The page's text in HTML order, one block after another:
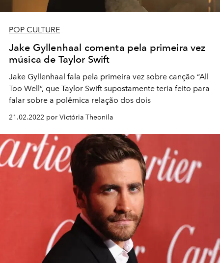
POP CULTURE
Jake Gyllenhaal comenta pela primeira vez
música de Taylor Swift
Jake Gyllenhaal fala pela primeira vez sobre canção “All
Too Well”, que Taylor Swift supostamente teria feito para
falar sobre a polêmica relação dos dois
21.02.2022 por Victória Theonila